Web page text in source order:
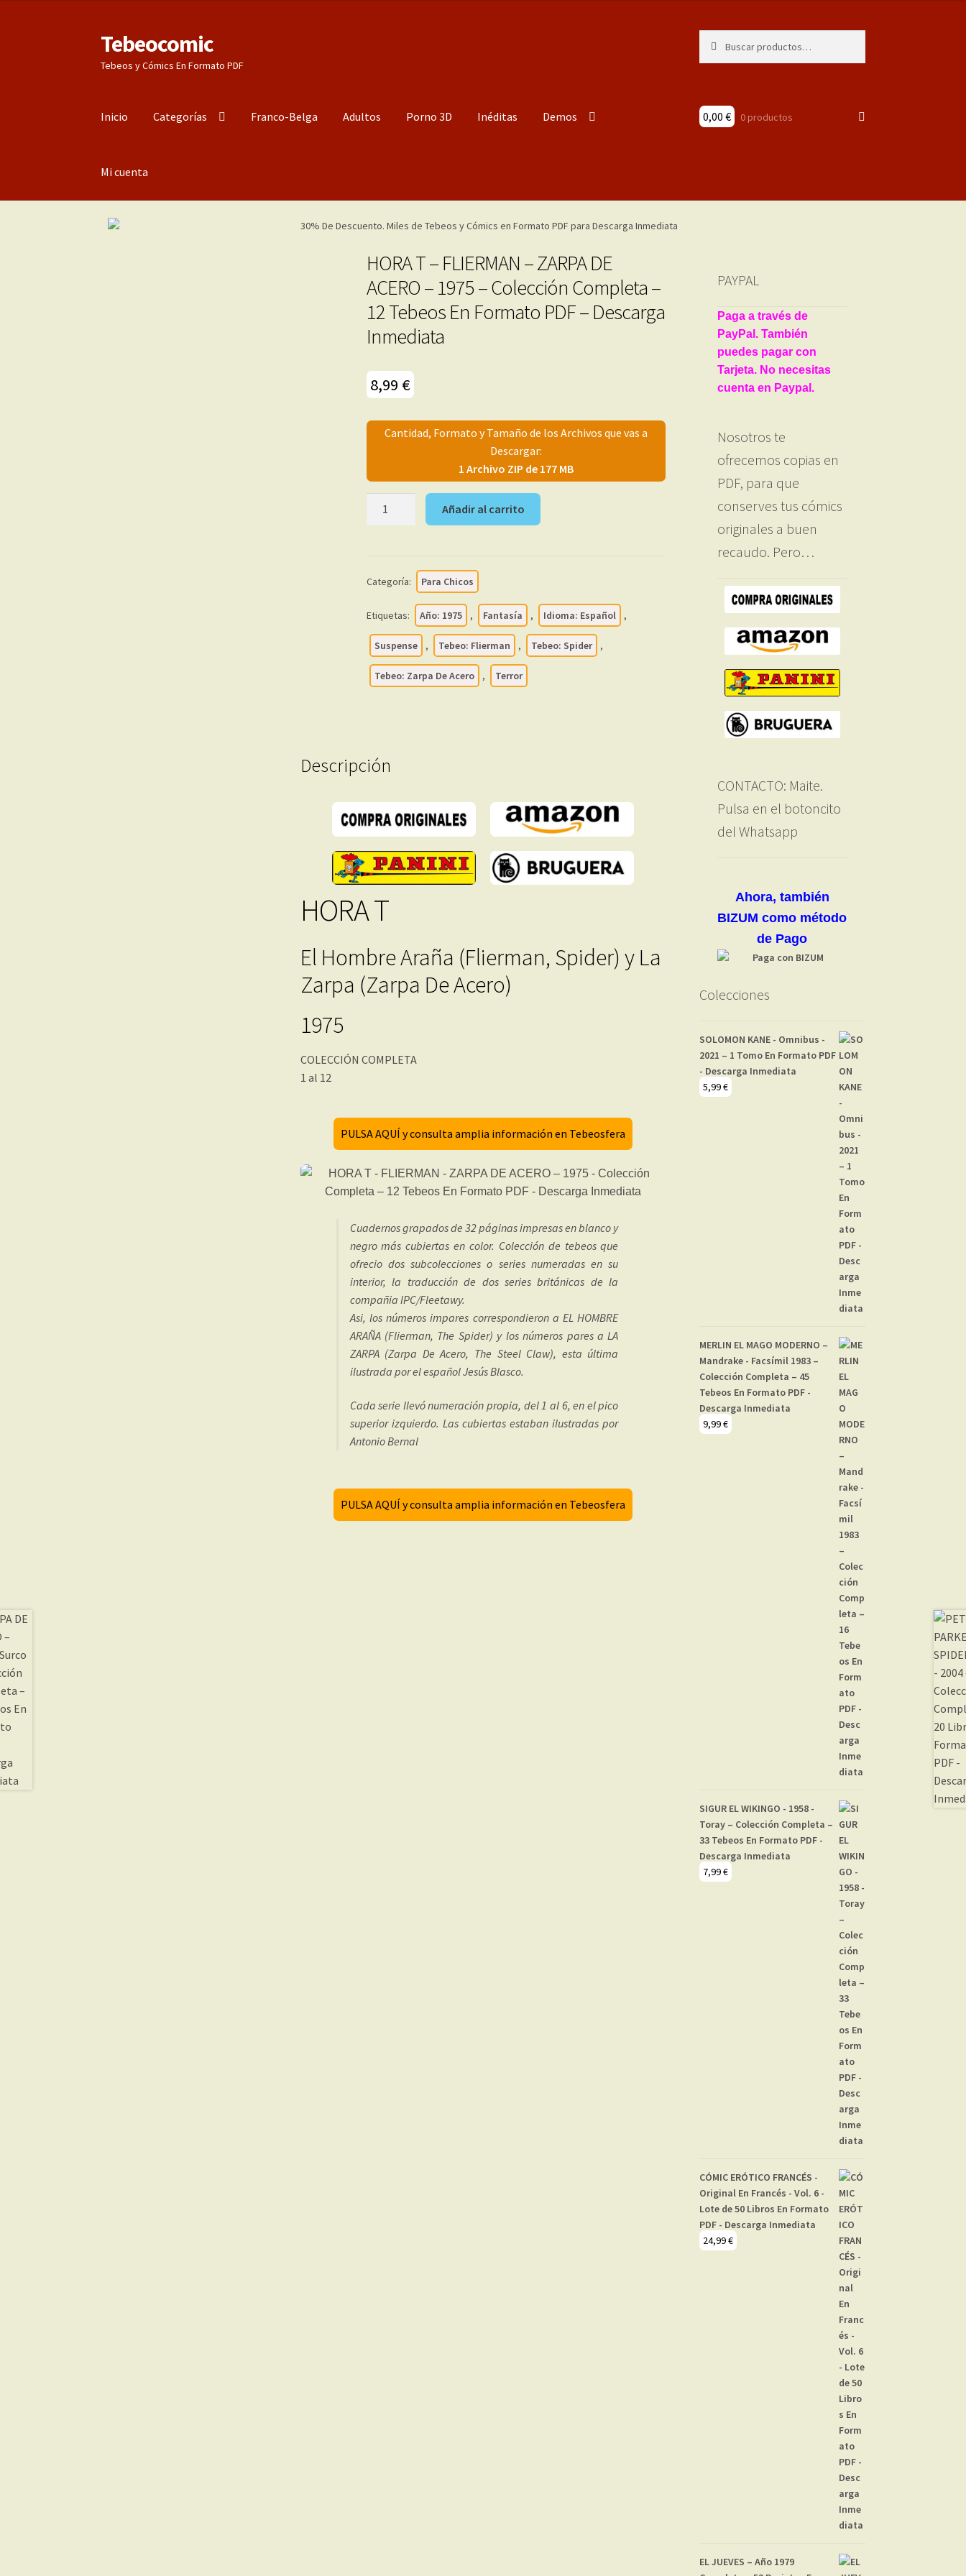
Ir
a
la
Ir
al
contenido
Tebeocomic
Tebeos y Cómics En Formato PDF
por:
Inicio Categorías Franco-Belga Adultos Porno 3D Inéditas Demos
Mi cuenta
0,00 € 0 productos
HORA T – FLIERMAN – ZARPA DE
ACERO – 1975 – Colección Completa –
12 Tebeos En Formato PDF – Descarga
Inmediata
8,99 €
Cantidad, Formato y Tamaño de los Archivos que vas a
Descargar:
1 Archivo ZIP de 177 MB
ZARPA
DE
1975
-
Tebeos
Formato
PDF
Descarga
Inmediata
Añadir al carrito
Categoría: Para Chicos
Etiquetas: Año: 1975 , Fantasía , Idioma: Español ,
Suspense , Tebeo: Flierman , Tebeo: Spider ,
Tebeo: Zarpa De Acero , Terror
Descripción
HORA T
El Hombre Araña (Flierman, Spider) y La
Zarpa (Zarpa De Acero)
1975
COLECCIÓN COMPLETA
1 al 12
PULSA AQUÍ y consulta amplia información en Tebeosfera
Cuadernos grapados de 32 páginas impresas en blanco y
negro más cubiertas en color. Colección de tebeos que
ofrecio dos subcolecciones o series numeradas en su
interior, la traducción de dos series británicas de la
compañia IPC/Fleetawy.
Asi, los números impares correspondieron a EL HOMBRE
ARAÑA (Flierman, The Spider) y los números pares a LA
ZARPA (Zarpa De Acero, The Steel Claw), esta última
ilustrada por el español Jesús Blasco.
Cada serie llevó numeración propia, del 1 al 6, en el pico
superior izquierdo. Las cubiertas estaban ilustradas por
Antonio Bernal
PULSA AQUÍ y consulta amplia información en Tebeosfera
PAYPAL
Paga a través de
PayPal. También
puedes pagar con
Tarjeta. No necesitas
cuenta en Paypal.
Nosotros te
ofrecemos copias en
PDF, para que
conserves tus cómics
originales a buen
recaudo. Pero…
CONTACTO: Maite.
Pulsa en el botoncito
del Whatsapp
Ahora, también
BIZUM como método
de Pago
Colecciones
SOLOMON KANE - Omnibus -
2021 – 1 Tomo En Formato PDF
- Descarga Inmediata
5,99€
MERLIN EL MAGO MODERNO –
Mandrake - Facsímil 1983 –
Colección Completa – 45
Tebeos En Formato PDF -
Descarga Inmediata
9,99€
SIGUR EL WIKINGO - 1958 -
Toray – Colección Completa –
33 Tebeos En Formato PDF -
Descarga Inmediata
7,99€
CÓMIC ERÓTICO FRANCÉS -
Original En Francés - Vol. 6 -
Lote de 50 Libros En Formato
PDF - Descarga Inmediata
24,99€
EL JUEVES – Año 1979